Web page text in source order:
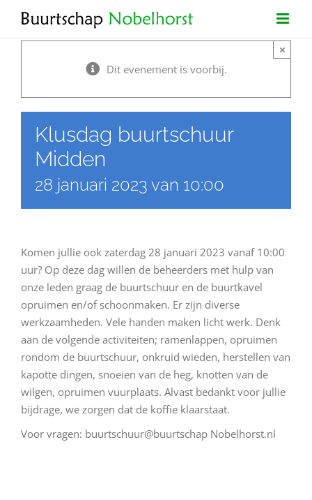
Dit evenement is voorbij.
×
Klusdag buurtschuur
Midden
28 januari 2023 van 10:00
Komen jullie ook zaterdag 28 januari 2023 vanaf 10:00
uur? Op deze dag willen de beheerders met hulp van
onze leden graag de buurtschuur en de buurtkavel
opruimen en/of schoonmaken. Er zijn diverse
werkzaamheden. Vele handen maken licht werk. Denk
aan de volgende activiteiten; ramenlappen, opruimen
rondom de buurtschuur, onkruid wieden, herstellen van
kapotte dingen, snoeien van de heg, knotten van de
wilgen, opruimen vuurplaats. Alvast bedankt voor jullie
bijdrage, we zorgen dat de koffie klaarstaat.
Voor vragen: buurtschuur@buurtschap Nobelhorst.nl